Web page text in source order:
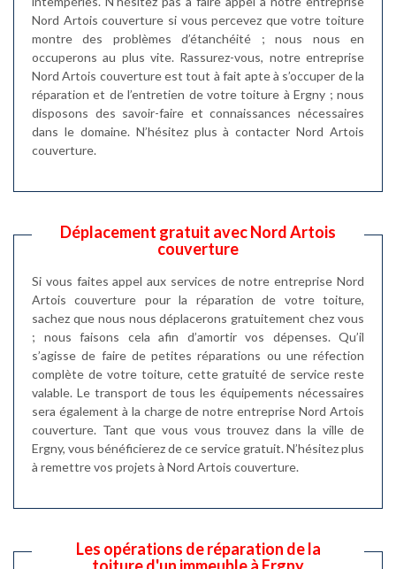
Nord Artois couverture si vous percevez que votre toiture
montre des problèmes d’étanchéité ; nous nous en
occuperons au plus vite. Rassurez-vous, notre entreprise
Nord Artois couverture est tout à fait apte à s’occuper de la
réparation et de l’entretien de votre toiture à Ergny ; nous
disposons des savoir-faire et connaissances nécessaires
dans le domaine. N’hésitez plus à contacter Nord Artois
couverture.
Déplacement gratuit avec Nord Artois
couverture
Si vous faites appel aux services de notre entreprise Nord
Artois couverture pour la réparation de votre toiture,
sachez que nous nous déplacerons gratuitement chez vous
; nous faisons cela afin d’amortir vos dépenses. Qu’il
s’agisse de faire de petites réparations ou une réfection
complète de votre toiture, cette gratuité de service reste
valable. Le transport de tous les équipements nécessaires
sera également à la charge de notre entreprise Nord Artois
couverture. Tant que vous vous trouvez dans la ville de
Ergny, vous bénéficierez de ce service gratuit. N’hésitez plus
à remettre vos projets à Nord Artois couverture.
Les opérations de réparation de la
toiture d'un immeuble à Ergny